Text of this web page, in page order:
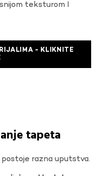
teksturom I
- KLIKNITE
tapeta
razna uputstva.